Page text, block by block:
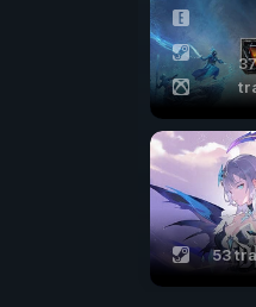
37
53